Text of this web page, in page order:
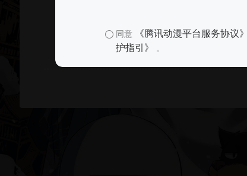
同意 《腾讯动漫平台服务协议》
护指引》
。